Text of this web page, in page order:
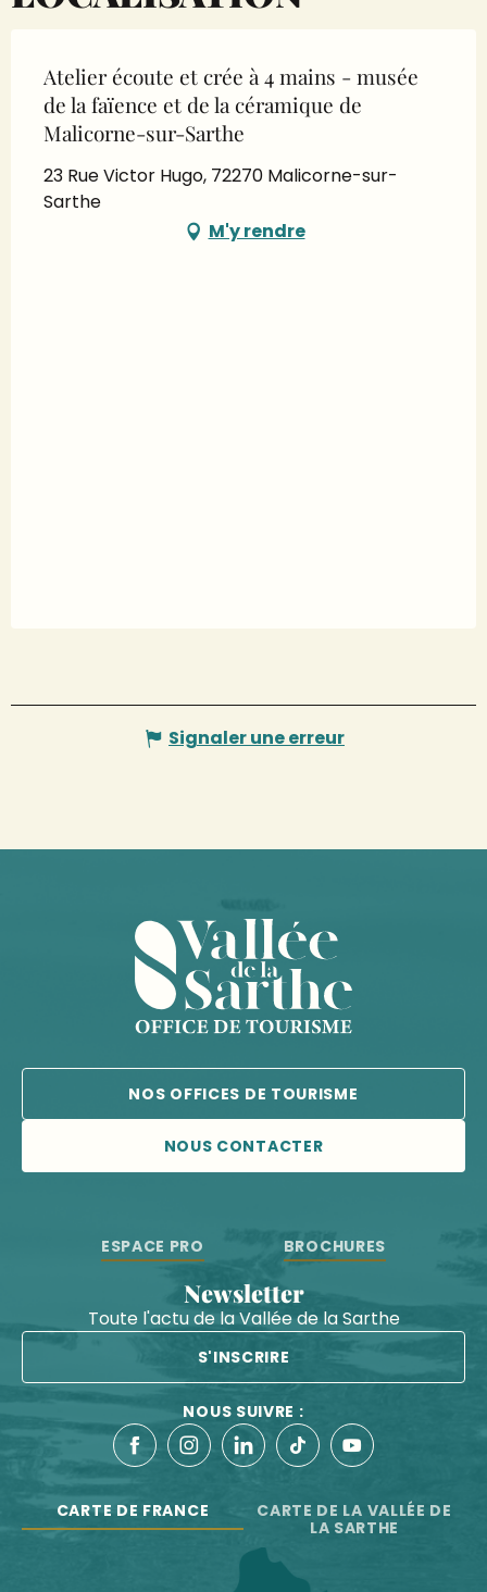
Atelier écoute et crée à 4 mains - musée
de la faïence et de la céramique de
Malicorne-sur-Sarthe
23 Rue Victor Hugo, 72270 Malicorne-sur-
Sarthe
M'y rendre
Signaler une erreur
NOS OFFICES DE TOURISME
NOUS CONTACTER
ESPACE PRO BROCHURES
Newsletter
Toute l'actu de la Vallée de la Sarthe
S'INSCRIRE
NOUS SUIVRE :
CARTE DE FRANCE
CARTE DE LA VALLÉE DE
LA SARTHE